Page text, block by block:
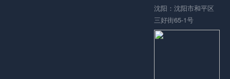
沈阳：沈阳市和平区
三好街65-1号